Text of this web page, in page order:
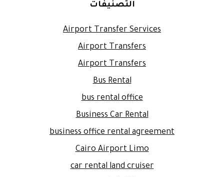
التصنيفات
Airport Transfer Services
Airport Transfers
Airport Transfers
Bus Rental
bus rental office
Business Car Rental
business office rental agreement
Cairo Airport Limo
car rental land cruiser